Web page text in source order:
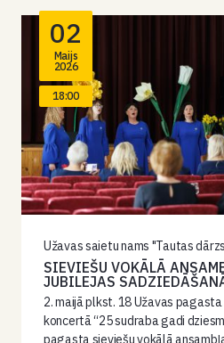
02
Maijs
2026
18:00
Užavas saietu nams "Tautas
SIEVIEŠU VOKĀLĀ
JUBILEJAS
2. maijā plkst. 18 Užavas
koncertā “25 sudraba gadi
pagasta sieviešu vokālā